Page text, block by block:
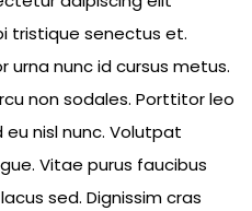
tristique senectus et.
nunc id cursus metus.
non sodales. Porttitor leo
nisl nunc. Volutpat
Vitae purus faucibus
sed. Dignissim cras